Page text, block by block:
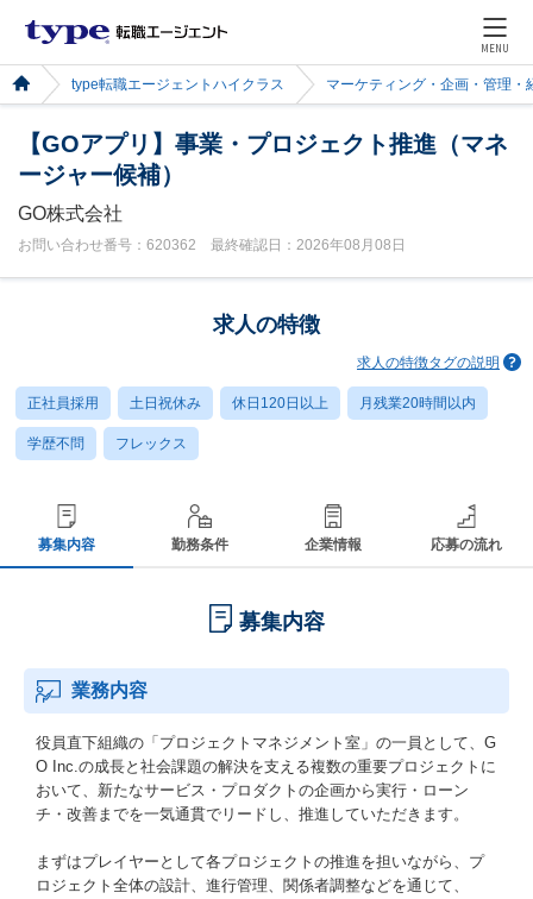
MENU
type転職エージェントハイクラス マーケティング・企画・管理・
【GOアプリ】事業・プロジェクト推進（マネ
ージャー候補）
GO株式会社
お問い合わせ番号：620362 最終確認日：2026年08月08日
求人の特徴
求人の特徴タグの説明
正社員採用 土日祝休み 休日120日以上 月残業20時間以内
学歴不問 フレックス
募集内容 勤務条件 企業情報 応募の流れ
募集内容
業務内容
役員直下組織の「プロジェクトマネジメント室」の一員として、G
O Inc.の成長と社会課題の解決を支える複数の重要プロジェクトに
おいて、新たなサービス・プロダクトの企画から実行・ローン
チ・改善までを一気通貫でリードし、推進していただきます。
まずはプレイヤーとして各プロジェクトの推進を担いながら、プ
ロジェクト全体の設計、進行管理、関係者調整などを通じて、